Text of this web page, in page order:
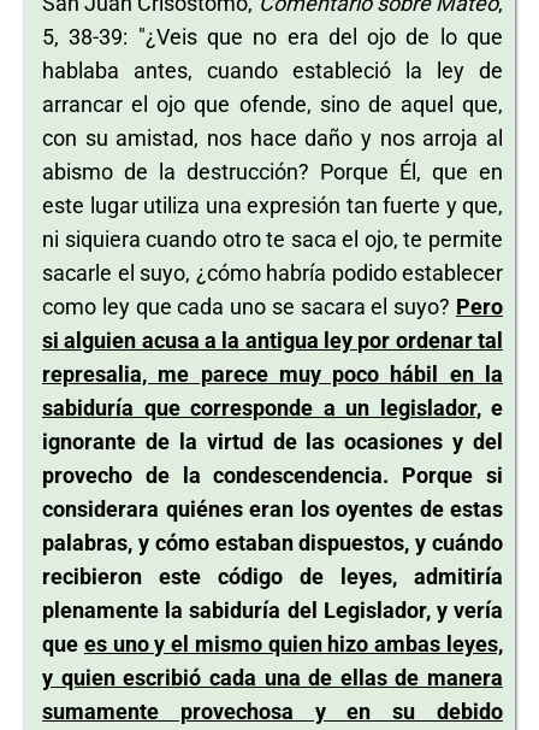
5, 38-39: "¿Veis que no era del ojo de lo que
hablaba antes, cuando estableció la ley de
arrancar el ojo que ofende, sino de aquel que,
con su amistad, nos hace daño y nos arroja al
abismo de la destrucción? Porque Él, que en
este lugar utiliza una expresión tan fuerte y que,
ni siquiera cuando otro te saca el ojo, te permite
sacarle el suyo, ¿cómo habría podido establecer
como ley que cada uno se sacara el suyo? Pero
si alguien acusa a la antigua ley por ordenar tal
represalia, me parece muy poco hábil en la
sabiduría que corresponde a un legislador, e
ignorante de la virtud de las ocasiones y del
provecho de la condescendencia. Porque si
considerara quiénes eran los oyentes de estas
palabras, y cómo estaban dispuestos, y cuándo
recibieron este código de leyes, admitiría
plenamente la sabiduría del Legislador, y vería
que es uno y el mismo quien hizo ambas leyes,
y quien escribió cada una de ellas de manera
sumamente provechosa y en su debido